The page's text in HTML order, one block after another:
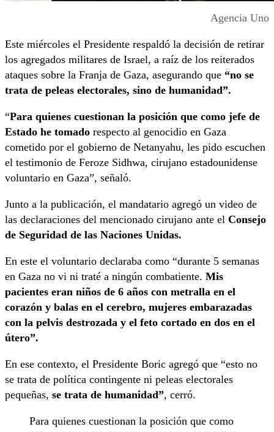
Agencia Uno
Este miércoles el Presidente respaldó la decisión de retirar
los agregados militares de Israel, a raíz de los reiterados
ataques sobre la Franja de Gaza, asegurando que “no se
trata de peleas electorales, sino de humanidad”.
“Para quienes cuestionan la posición que como jefe de
Estado he tomado respecto al genocidio en Gaza
cometido por el gobierno de Netanyahu, les pido escuchen
el testimonio de Feroze Sidhwa, cirujano estadounidense
voluntario en Gaza”, señaló.
Junto a la publicación, el mandatario agregó un video de
las declaraciones del mencionado cirujano ante el Consejo
de Seguridad de las Naciones Unidas.
En este el voluntario declaraba como “durante 5 semanas
en Gaza no vi ni traté a ningún combatiente. Mis
pacientes eran niños de 6 años con metralla en el
corazón y balas en el cerebro, mujeres embarazadas
con la pelvis destrozada y el feto cortado en dos en el
útero”.
En ese contexto, el Presidente Boric agregó que “esto no
se trata de política contingente ni peleas electorales
pequeñas, se trata de humanidad”, cerró.
Para quienes cuestionan la posición que como